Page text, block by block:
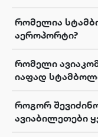
რომელია
აეროპორტი?
რომელი
იაფად
როგორ
ავიაბილეთები